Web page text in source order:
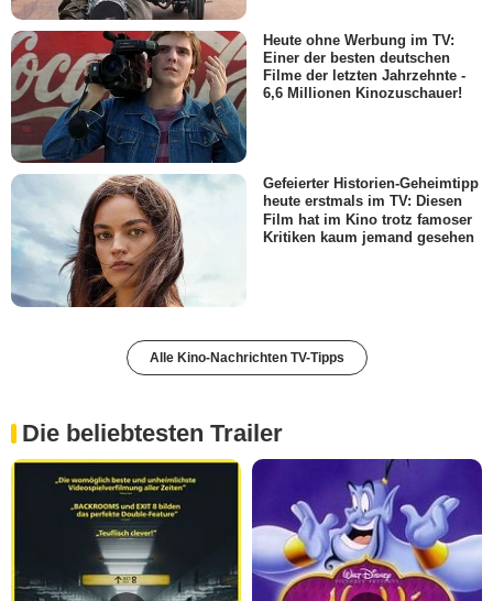
Heute ohne Werbung im TV:
Einer der besten deutschen
Filme der letzten Jahrzehnte -
6,6 Millionen Kinozuschauer!
Gefeierter Historien-Geheimtipp
heute erstmals im TV: Diesen
Film hat im Kino trotz famoser
Kritiken kaum jemand gesehen
Alle Kino-Nachrichten TV-Tipps
Die beliebtesten Trailer